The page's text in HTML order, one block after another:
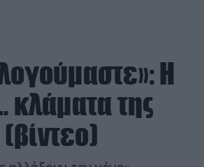
Η
κλάματα της